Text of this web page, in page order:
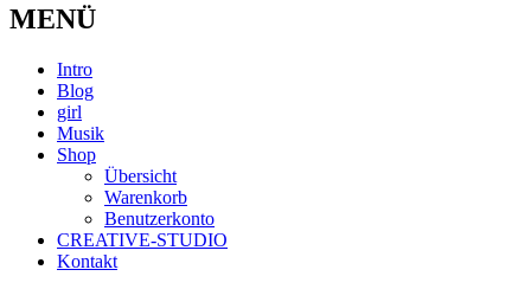
MENÜ
Intro
Blog
girl
Musik
Shop
Übersicht
Warenkorb
Benutzerkonto
CREATIVE-STUDIO
Kontakt